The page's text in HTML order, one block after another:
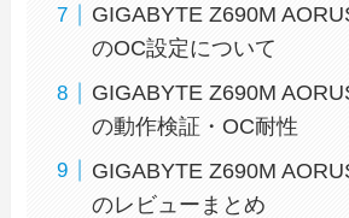
GIGABYTE Z690M
のOC設定について
GIGABYTE Z690M
の動作検証・OC耐性
GIGABYTE Z690M
のレビューまとめ